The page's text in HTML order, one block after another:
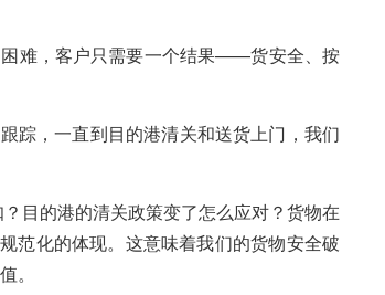
难，客户只需要一个结果——货安全、按
踪，一直到目的港清关和送货上门，我们
目的港的清关政策变了怎么应对？货物在
范化的体现。这意味着我们的货物安全破
。